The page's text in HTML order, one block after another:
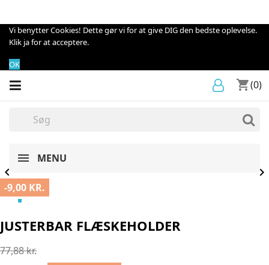
Vi benytter Cookies! Dette gør vi for at give DIG den bedste oplevelse.
Klik ja for at acceptere.
OK
shopping_cart(0)
MENU
-9,00 KR.
 
JUSTERBAR FLÆSKEHOLDER
77,88 kr.